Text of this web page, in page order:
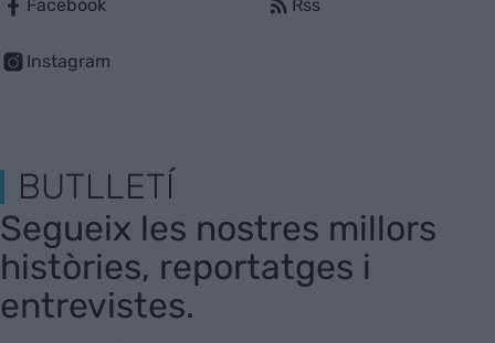
Facebook
Instagram
Rss
BUTLLETÍ
Segueix les nostres millors
històries, reportatges i
entrevistes.